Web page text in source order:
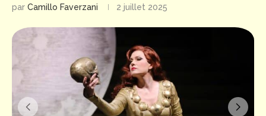
par Camillo Faverzani 2 juillet 2025